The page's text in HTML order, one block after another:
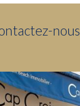
nous